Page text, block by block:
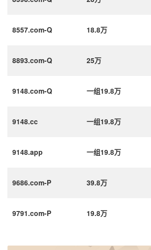
8557.com-Q 18.8万
8893.com-Q 25万
9148.com-Q 一组19.8万
9148.cc 一组19.8万
9148.app 一组19.8万
9686.com-P 39.8万
9791.com-P 19.8万